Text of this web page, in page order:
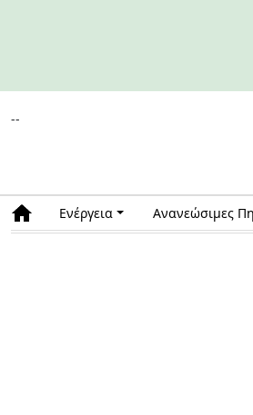
--
Ενέργεια Ανανεώσιμες